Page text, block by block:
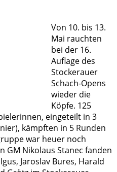
Von 10. bis 13.
Mai rauchten
bei der 16.
Auflage des
Stockerauer
Schach-Opens
wieder die
Köpfe. 125
eingeteilt in 3
kämpften in 5 Runden
war heuer noch
GM Nikolaus Stanec fanden
Jaroslav Bures, Harald